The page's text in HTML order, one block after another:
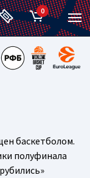
0
баскетболом.
полуфинала